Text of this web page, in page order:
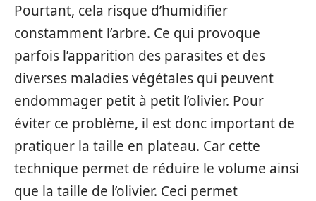
Pourtant, cela risque d’humidifier
constamment l’arbre. Ce qui provoque
parfois l’apparition des parasites et des
diverses maladies végétales qui peuvent
endommager petit à petit l’olivier. Pour
éviter ce problème, il est donc important de
pratiquer la taille en plateau. Car cette
technique permet de réduire le volume ainsi
que la taille de l’olivier. Ceci permet